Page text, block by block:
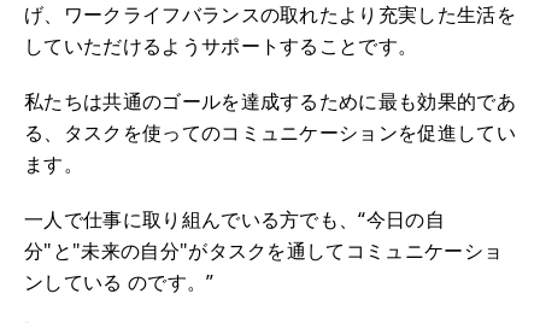
げ、ワークライフバランスの取れたより充実した生活を
していただけるようサポートすることです。
私たちは共通のゴールを達成するために最も効果的であ
る、タスクを使ってのコミュニケーションを促進してい
ます。
一人で仕事に取り組んでいる方でも、“今日の自
分"と"未来の自分"がタスクを通してコミュニケーショ
ンしている のです。”